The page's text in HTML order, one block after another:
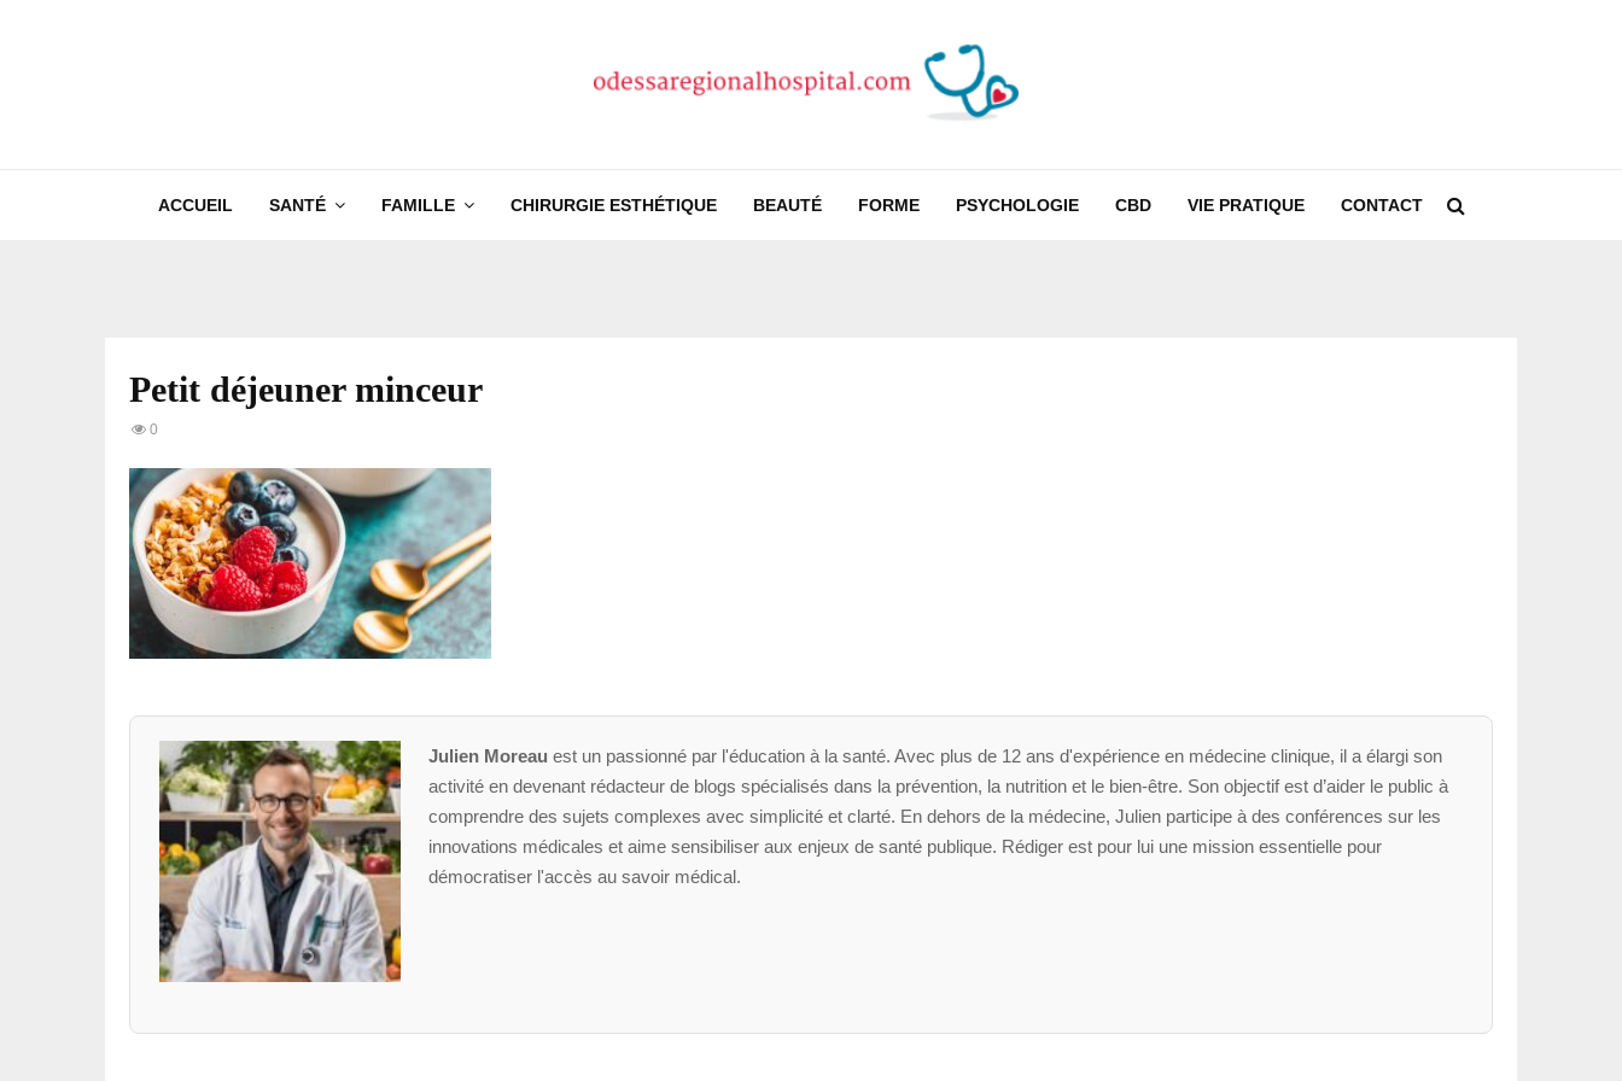
ACCUEIL SANTÉ FAMILLE CHIRURGIE ESTHÉTIQUE BEAUTÉ FORME PSYCHOLOGIE CBD VIE PRATIQUE CONTACT
Petit déjeuner minceur
0
Julien Moreau est un passionné par l'éducation à la santé. Avec plus de 12 ans d'expérience en médecine clinique, il a élargi son
activité en devenant rédacteur de blogs spécialisés dans la prévention, la nutrition et le bien-être. Son objectif est d’aider le public à
comprendre des sujets complexes avec simplicité et clarté. En dehors de la médecine, Julien participe à des conférences sur les
innovations médicales et aime sensibiliser aux enjeux de santé publique. Rédiger est pour lui une mission essentielle pour
démocratiser l'accès au savoir médical.